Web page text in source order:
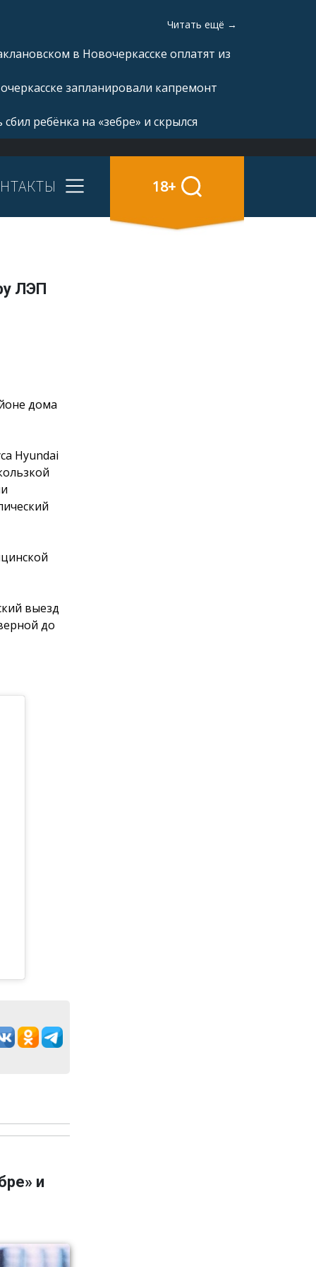
Читать ещё →
в Новочеркасске оплатят из
запланировали капремонт
ребёнка на «зебре» и скрылся
18+
ЛЭП
дома
Hyundai
выезд
до
и